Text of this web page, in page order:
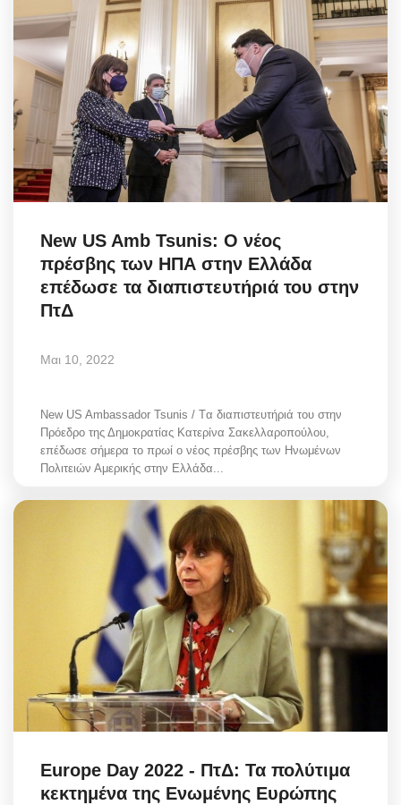
New US Amb Tsunis: Ο νέος
πρέσβης των ΗΠΑ στην Ελλάδα
επέδωσε τα διαπιστευτήριά του στην
ΠτΔ
Μαι 10, 2022
New US Ambassador Tsunis / Tα διαπιστευτήριά του στην
Πρόεδρο της Δημοκρατίας Κατερίνα Σακελλαροπούλου,
επέδωσε σήμερα το πρωί ο νέος πρέσβης των Ηνωμένων
Πολιτειών Αμερικής στην Ελλάδα...
Europe Day 2022 - ΠτΔ: Τα πολύτιμα
κεκτημένα της Ενωμένης Ευρώπης